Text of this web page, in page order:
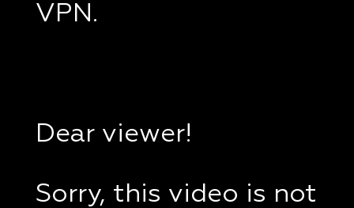
VPN.
Dear viewer!
Sorry, this video is not